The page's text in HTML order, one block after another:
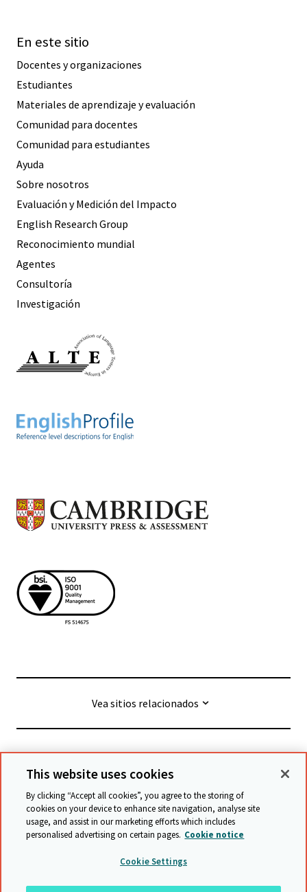
En este sitio
Docentes y organizaciones
Estudiantes
Materiales de aprendizaje y evaluación
Comunidad para docentes
Comunidad para estudiantes
Ayuda
Sobre nosotros
Evaluación y Medición del Impacto
English Research Group
Reconocimiento mundial
Agentes
Consultoría
Investigación
Vea sitios relacionados
© Cambridge University Press & Assessment
Términos y condiciones
Protección de datos
Declaración de accesibilidad
Declaración sobre la esclavitud moderna
Política de protección y salvaguarda
Mapa del sitio
This website uses cookies
By clicking “Accept all cookies”, you agree to the storing of
cookies on your device to enhance site navigation, analyse site
usage, and assist in our marketing efforts which includes
personalised advertising on certain pages. Cookie notice
Cookie Settings